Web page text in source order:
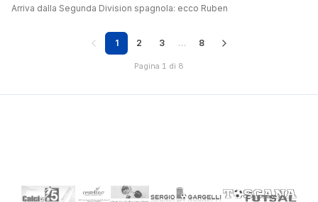
Arriva dalla Segunda Division spagnola: ecco Ruben
1 2 3 … 8
Pagina 1 di 8